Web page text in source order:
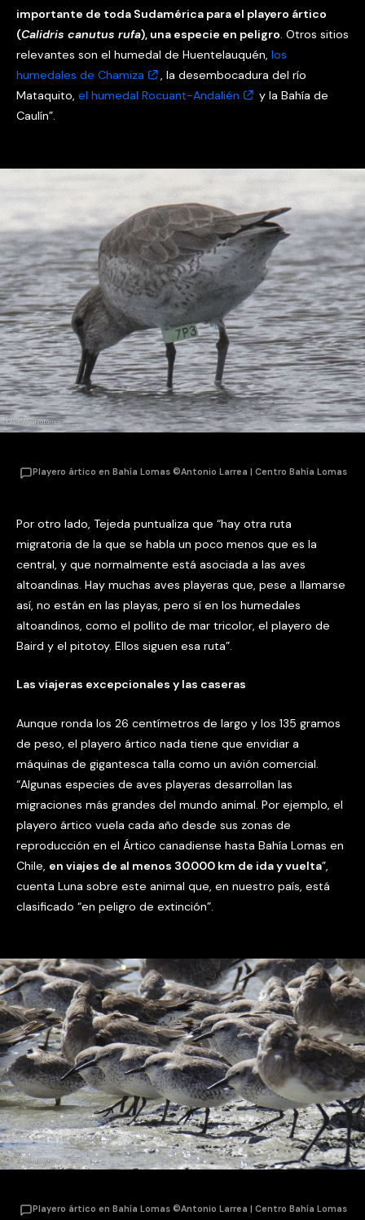
importante de toda Sudamérica para el playero ártico
(Calidris canutus rufa), una especie en peligro. Otros sitios
relevantes son el humedal de Huentelauquén, los
humedales de Chamiza
, la desembocadura del río
Mataquito, el humedal Rocuant-Andalién
y la Bahía de
Caulín”.
Playero ártico en Bahía Lomas ©Antonio Larrea | Centro Bahía Lomas
Por otro lado, Tejeda puntualiza que “hay otra ruta
migratoria de la que se habla un poco menos que es la
central, y que normalmente está asociada a las aves
altoandinas. Hay muchas aves playeras que, pese a llamarse
así, no están en las playas, pero sí en los humedales
altoandinos, como el pollito de mar tricolor, el playero de
Baird y el pitotoy. Ellos siguen esa ruta”.
Las viajeras excepcionales y las caseras
Aunque ronda los 26 centímetros de largo y los 135 gramos
de peso, el playero ártico nada tiene que envidiar a
máquinas de gigantesca talla como un avión comercial.
“Algunas especies de aves playeras desarrollan las
migraciones más grandes del mundo animal. Por ejemplo, el
playero ártico vuela cada año desde sus zonas de
reproducción en el Ártico canadiense hasta Bahía Lomas en
Chile, en viajes de al menos 30.000 km de ida y vuelta”,
cuenta Luna sobre este animal que, en nuestro país, está
clasificado “en peligro de extinción”.
Playero ártico en Bahía Lomas ©Antonio Larrea | Centro Bahía Lomas